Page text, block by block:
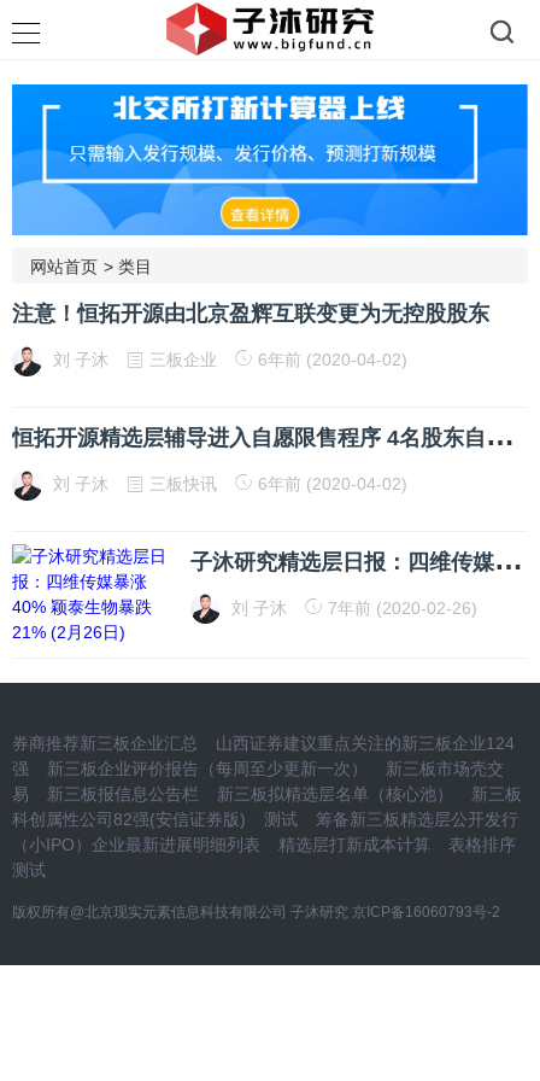
网站首页 > 类目
注意！恒拓开源由北京盈辉互联变更为无控股股东
刘 子沐 三板企业 6年前 (2020-04-02)
恒
拓开源精选层辅导进入自愿限售程序 4名股东自愿限售比例达55.60%
刘 子沐 三板快讯 6年前 (2020-04-02)
子
沐研究精选层日报：四维传媒暴涨40% 颖泰生物暴跌21% (2月26日)
刘 子沐 7年前 (2020-02-26)
券商推荐新三板企业汇总
山西证券建议重点关注的新三板企业124
强
新三板企业评价报告（每周至少更新一次）
新三板市场壳交
易
新三板报信息公告栏 新三板拟精选层名单（核心池）
新三板
科创属性公司82强(安信证券版)
测试
筹备新三板精选层公开发行
（小IPO）企业最新进展明细列表
精选层打新成本计算
表格排序
测试
版权所有@北京现实元素信息科技有限公司 子沐研究 京ICP备16060793号-2